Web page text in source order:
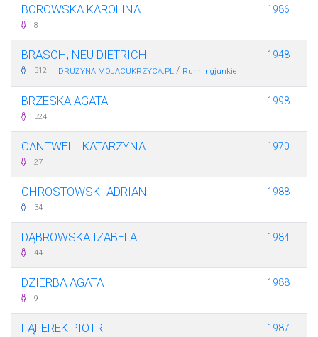
BOROWSKA KAROLINA
8
1986
BRASCH, NEU DIETRICH
312 · DRUŻYNA MOJACUKRZYCA.PL / Runningjunkie
1948
BRZESKA AGATA
324
1998
CANTWELL KATARZYNA
27
1970
CHROSTOWSKI ADRIAN
34
1988
DĄBROWSKA IZABELA
44
1984
DZIERBA AGATA
9
1988
FĄFEREK PIOTR 1987